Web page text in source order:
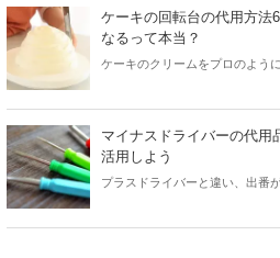
代用品を7選紹介します。ろう
るDIY方法も紹介しているので
う。
ケーキの回転台の代用方法
なるって本当？
ケーキのクリームをプロのよう
マイナスドライバーの代用
活用しよう
プラスドライバーと違い、出番